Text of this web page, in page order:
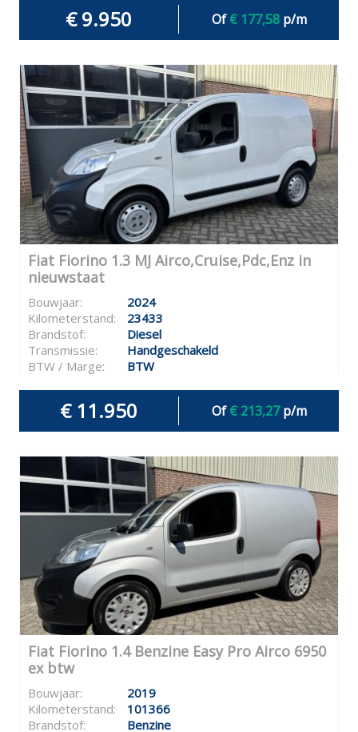
€ 9.950 Of€ 177,58p/m
Fiat Fiorino 1.3 MJ Airco,Cruise,Pdc,Enz in
nieuwstaat
Bouwjaar:
2024
Kilometerstand:
23433
Brandstof:
Diesel
Transmissie:
Handgeschakeld
BTW / Marge:
BTW
€ 11.950 Of€ 213,27p/m
Fiat Fiorino 1.4 Benzine Easy Pro Airco 6950
ex btw
Bouwjaar:
2019
Kilometerstand:
101366
Brandstof:
Benzine